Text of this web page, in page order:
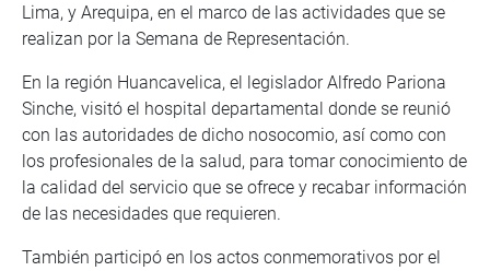
Lima, y Arequipa, en el marco de las actividades que se
realizan por la Semana de Representación.
En la región Huancavelica, el legislador Alfredo Pariona
Sinche, visitó el hospital departamental donde se reunió
con las autoridades de dicho nosocomio, así como con
los profesionales de la salud, para tomar conocimiento de
la calidad del servicio que se ofrece y recabar información
de las necesidades que requieren.
También participó en los actos conmemorativos por el